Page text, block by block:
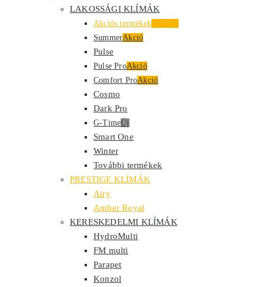
LAKOSSÁGI KLÍMÁK
Akciós termékek
SummerAkció
Pulse
Pulse ProAkció
Comfort ProAkció
Cosmo
Dark Pro
G-TimeÚj
Smart One
Winter
További termékek
PRESTIGE KLÍMÁK
Airy
Amber Royal
KERESKEDELMI KLÍMÁK
HydroMulti
FM multi
Parapet
Konzol